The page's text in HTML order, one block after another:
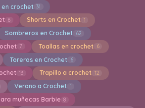
crochet 31
6 Shorts en Crochet 1
Sombreros en Crochet 62
7 Toallas en crochet 6
Toreras en Crochet 6
13 Trapillo a crochet 12
Verano a Crochet 1
muñecas Barbie 8